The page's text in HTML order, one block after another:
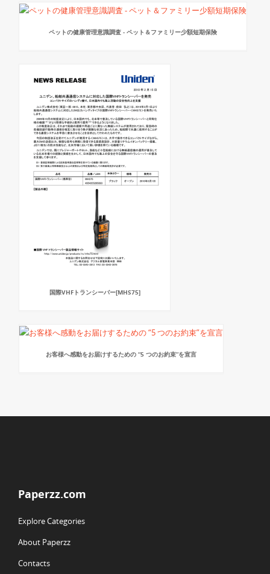
ペットの健康管理意識調査 - ペット＆ファミリー少額短期保険
国際VHFトランシーバー[MHS75]
お客様へ感動をお届けするための “5 つのお約束”を宣言
Paperzz.com
Explore Categories
About Paperzz
Contacts